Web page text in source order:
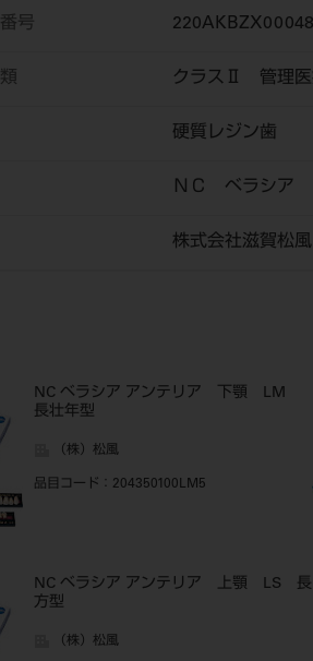
号
クラスⅡ 管理医
硬質レジン歯
ＮＣ ベラシア
株式会社滋賀松風
NC ベラシア アンテリア 下顎 LM
長壮年型
（株）松風
品目コード ：204350100LM5
NC ベラシア アンテリア 上顎 LS 長
方型
（株）松風